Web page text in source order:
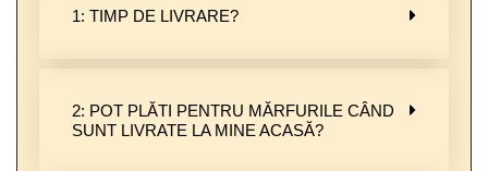
1: TIMP DE LIVRARE?
2: POT PLĂTI PENTRU MĂRFURILE CÂND
SUNT LIVRATE LA MINE ACASĂ?